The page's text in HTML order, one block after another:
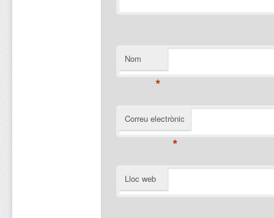
Nom
*
Correu electrònic
*
Lloc web